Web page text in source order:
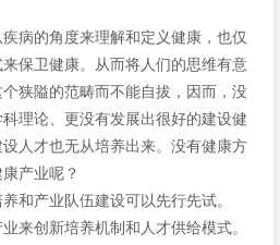
病的角度来理解和定义健康，也仅
保卫健康。从而将人们的思维有意
狭隘的范畴而不能自拔，因而，没
理论、更没有发展出很好的建设健
人才也无从培养出来。没有健康方
产业呢？
和产业队伍建设可以先行先试。
来创新培养机制和人才供给模式。